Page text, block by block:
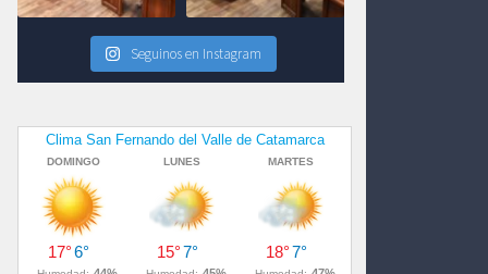
Seguinos en Instagram